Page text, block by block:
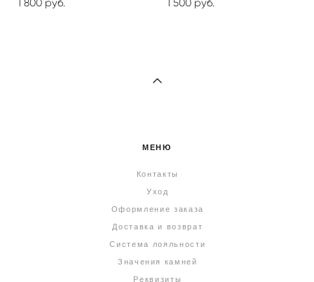
1 800 pуб.
1 500 pуб.
МЕНЮ
Контакты
Уход
Оформление заказа
Доставка и возврат
Система лояльности
Значения камней
Реквизиты